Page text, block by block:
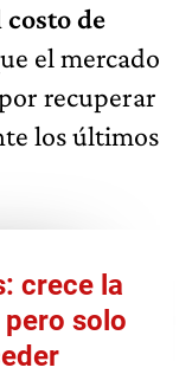
costo de
el mercado
recuperar
los últimos
crece la
solo